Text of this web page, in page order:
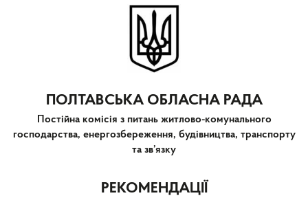
ПОЛТАВСЬКА ОБЛАСНА РАДА
Постійна комісія з питань житлово-комунального
господарства, енергозбереження, будівництва, транспорту
та зв’язку
РЕКОМЕНДАЦІЇ